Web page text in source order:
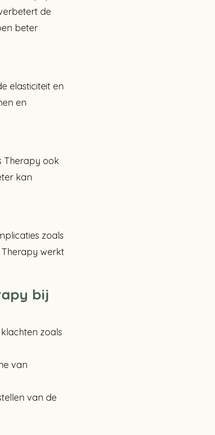
de
beter
elasticiteit en
en
Therapy ook
kan
zoals
Therapy werkt
bij
zoals
van
van de